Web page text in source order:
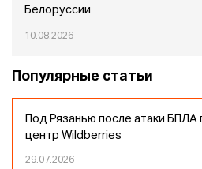
Белоруссии
10.08.2026
Популярные статьи
Под Рязанью после атаки
центр Wildberries
29.07.2026